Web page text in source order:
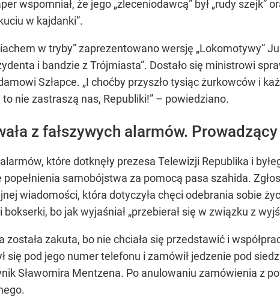
wspomniał, że jego „zleceniodawcą” był „rudy szejk”
w kajdanki”.
w tryby” zaprezentowano wersję „Lokomotywy”
i bandzie z Trójmiasta”. Dostało się ministrowi
Szłapce. „I choćby przyszło tysiąc żurkowców i
nie zastraszą nas, Republiki!” – powiedziano.
z fałszywych alarmów.
które dotknęły prezesa Telewizji Republika i
samobójstwa za pomocą pasa szahida.
wiadomości, która dotyczyła chęci odebrania sobie
bo jak wyjaśniał „przebierał się w związku z
została zakuta, bo nie chciała się przedstawić i
się pod jego numer telefonu i zamówił jedzenie pod
Sławomira Mentzena. Po anulowaniu zamówienia z